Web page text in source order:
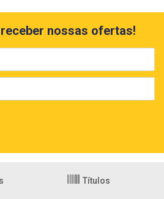
nossas ofertas!
Títulos